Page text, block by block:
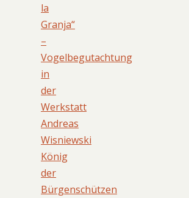
la
Granja“
–
Vogelbegutachtung
in
der
Werkstatt
Andreas
Wisniewski
König
der
Bürgenschützen